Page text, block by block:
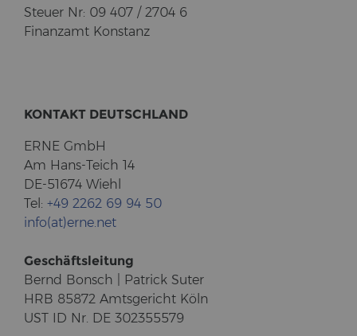
Steu­er Nr: 09 407 / 2704 6
Fi­nanz­amt Kon­stanz
KON­TAKT DEUTSCH­LAND
ERNE GmbH
Am Hans-​Teich 14
DE-51674 Wiehl
Tel: +49 2262 69 94 50
info(at)erne.net
Ge­schäfts­lei­tung
Bernd Bonsch | Pa­trick Suter
HRB 85872 Amts­ge­richt Köln
UST ID Nr. DE 302355579